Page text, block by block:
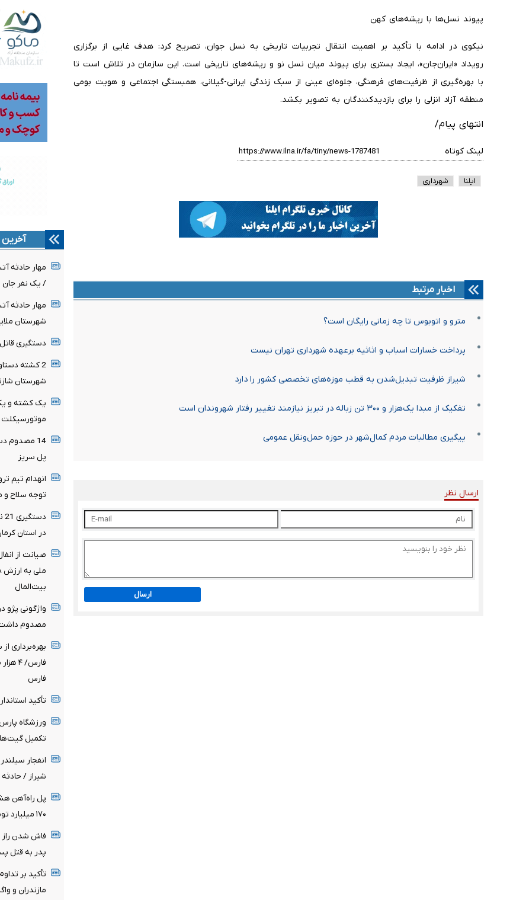
پیوند نسل‌ها با ریشه‌های کهن
نیکوی در ادامه با تأکید بر اهمیت انتقال تجربیات تاریخی به نسل جوان، تصریح کرد: هدف غایی از برگزاری
رویداد «ایران‌جان»، ایجاد بستری برای پیوند میان نسل نو و ریشه‌های تاریخی است. این سازمان در تلاش است تا
با بهره‌گیری از ظرفیت‌های فرهنگی، جلوه‌ای عینی از سبک زندگی ایرانی-گیلانی، همبستگی اجتماعی و هویت بومی
منطقه آزاد انزلی را برای بازدیدکنندگان به تصویر بکشد.
انتهای پیام/
لینک کوتاه
ایلنا شهرداری
اخبار مرتبط
مترو و اتوبوس تا چه زمانی رایگان است؟
پرداخت خسارات اسباب و اثاثیه برعهده شهرداری تهران نیست
شیراز ظرفیت تبدیل‌شدن به قطب موزه‌های تخصصی کشور را دارد
تفکیک از مبدا یک‌هزار و ۳۰۰ تن زباله در تبریز نیازمند تغییر رفتار شهروندان است
پیگیری مطالبات مردم کمال‌شهر در حوزه حمل‌ونقل عمومی
ارسال نظر
ارسال
آخرین
مهار حادثه
/ یک نفر جان
مهار حادثه
شهرستان
دستگیری
2 کشته
شهرستان
یک کشته و
موتورسیکلت
پل سریز
انهدام تیم
توجه سلاح و
در استان
بیت‌المال
واژگونی
مصدوم
بهره‌برداری
فارس/
فارس
تأکید
ورزشگاه
تکمیل
انفجار
شیراز /
۱۷۰ میلیارد تومان اعتبار ملی برای پروژه هزینه شد
فاش شدن راز
پدر به قتل
تأکید بر
مازندران و